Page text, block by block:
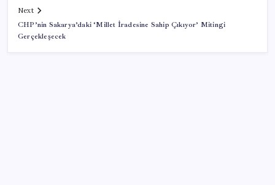
Next
CHP’nin Sakarya’daki ‘Millet İradesine Sahip Çıkıyor’ Mitingi
Gerçekleşecek